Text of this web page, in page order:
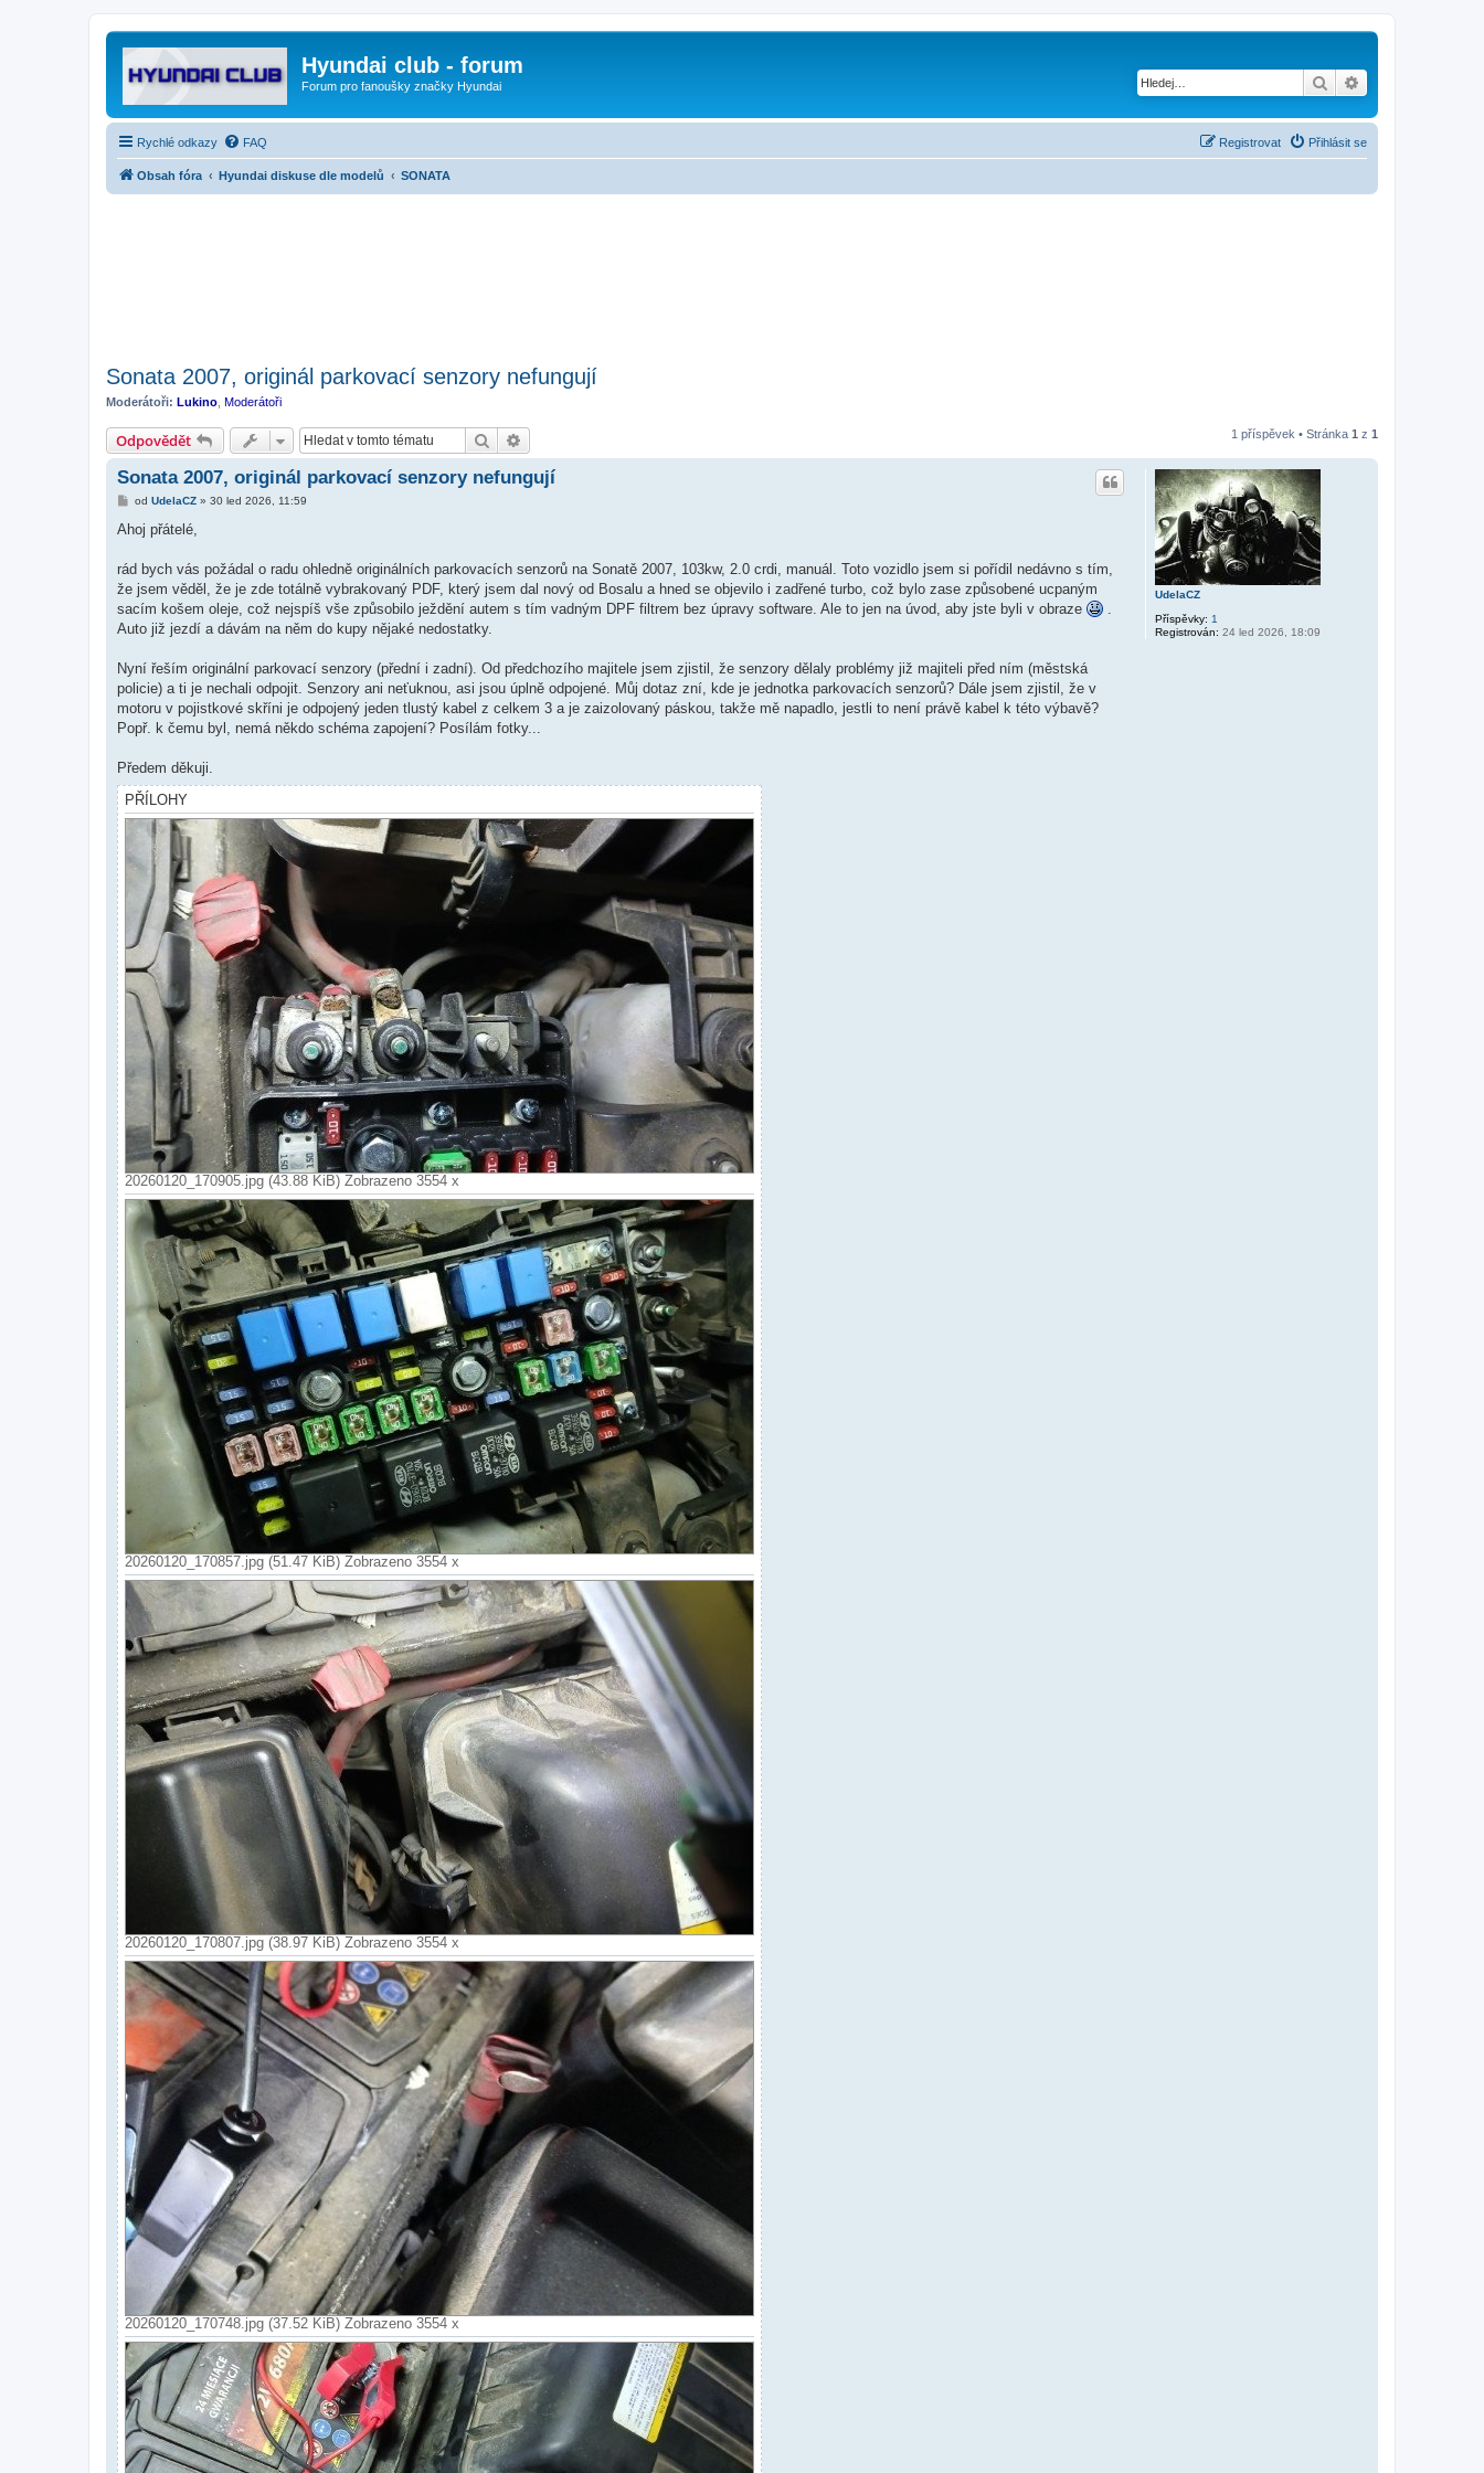
Hyundai club - forum
Forum pro fanoušky značky Hyundai Hledat
Rychlé odkazy FAQ Přihlásit se
Registrovat
Obsah fóra Hyundai diskuse dle modelů SONATA
Sonata 2007, originál parkovací senzory nefungují
Moderátoři: Lukino Moderátoři
Odpovědět Hledat 1 příspěvek • Stránka 1 z 1
UdelaCZ
Příspěvky: 1
Registrován: 24 led 2026, 18:09
Sonata 2007, originál parkovací senzory nefungují
P
í
ě
e
k
od UdelaCZ» 30 led 2026, 11:59
Ahoj přátelé,
rád bych vás požádal o radu ohledně originálních parkovacích senzorů na Sonatě 2007, 103kw, 2.0 crdi, manuál. Toto vozidlo jsem si pořídil nedávno s tím,
že jsem věděl, že je zde totálně vybrakovaný PDF, který jsem dal nový od Bosalu a hned se objevilo i zadřené turbo, což bylo zase způsobené ucpaným
sacím košem oleje, což nejspíš vše způsobilo ježdění autem s tím vadným DPF filtrem bez úpravy software. Ale to jen na úvod, aby jste byli v obraze
.
Auto již jezdí a dávám na něm do kupy nějaké nedostatky.
Nyní řeším originální parkovací senzory (přední i zadní). Od předchozího majitele jsem zjistil, že senzory dělaly problémy již majiteli před ním (městská
policie) a ti je nechali odpojit. Senzory ani neťuknou, asi jsou úplně odpojené. Můj dotaz zní, kde je jednotka parkovacích senzorů? Dále jsem zjistil, že v
motoru v pojistkové skříni je odpojený jeden tlustý kabel z celkem 3 a je zaizolovaný páskou, takže mě napadlo, jestli to není právě kabel k této výbavě?
Popř. k čemu byl, nemá někdo schéma zapojení? Posílám fotky...
Předem děkuji.
PŘÍLOHY
20260120_170905.jpg (43.88 KiB) Zobrazeno 3554 x
20260120_170857.jpg (51.47 KiB) Zobrazeno 3554 x
20260120_170807.jpg (38.97 KiB) Zobrazeno 3554 x
20260120_170748.jpg (37.52 KiB) Zobrazeno 3554 x